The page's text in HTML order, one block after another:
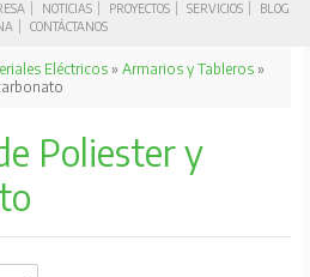
NOTICIAS PROYECTOS SERVICIOS
BLOG
CONTÁCTANOS
Eléctricos» Armarios y Tableros»
Poliester y